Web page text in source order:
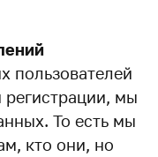
пользователей
мы
То есть мы
кто они, но